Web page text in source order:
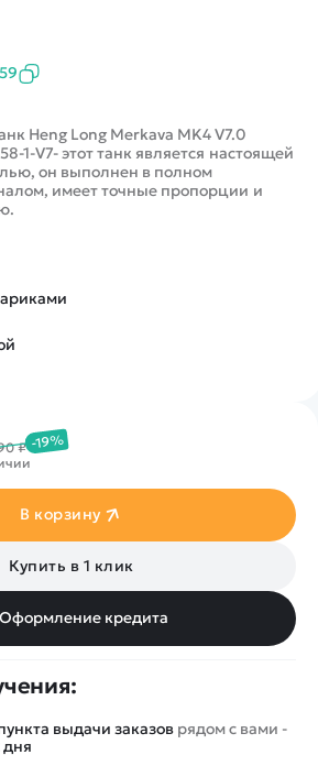
Heng Long Merkava MK4 V7.0
1-V7- этот танк является настоящей
он выполнен в полном
имеет точные пропорции и
₽ -19%
В корзину
Купить в 1 клик
Оформление кредита
выдачи заказов рядом с вами -
дня